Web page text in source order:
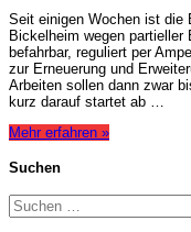
Seit einigen Wochen ist die
Bickelheim wegen partieller
befahrbar, reguliert per
zur Erneuerung und
Arbeiten sollen dann zwar
kurz darauf startet ab …
Mehr erfahren »
Suchen
Suchen
nach: